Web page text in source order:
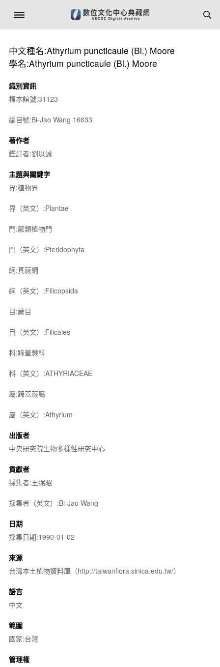
中文種名:Athyrium puncticaule (Bl.) Moore
學名:Athyrium puncticaule (Bl.) Moore
識別資訊
標本館號:31123
編目號:Bi-Jao Wang 16633
著作者
鑑訂者:劉以誠
主題與關鍵字
界:植物界
界（英文）:Plantae
門:蕨類植物門
門（英文）:Pteridophyta
綱:真蕨綱
綱（英文）:Filicopsida
目:蕨目
目（英文）:Filicales
科:蹄蓋蕨科
科（英文）:ATHYRIACEAE
屬:蹄蓋蕨屬
屬（英文）:Athyrium
出版者
中央研究院生物多樣性研究中心
貢獻者
採集者:王弼昭
採集者（英文）:Bi-Jao Wang
日期
採集日期:1990-01-02
來源
台灣本土植物資料庫（http://taiwanflora.sinica.edu.tw/）
語言
中文
範圍
國家:台灣
管理權